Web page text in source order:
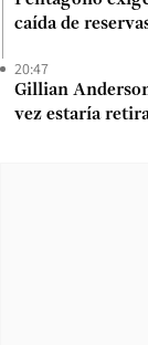
caída de
20:47
Gillian
vez estaría